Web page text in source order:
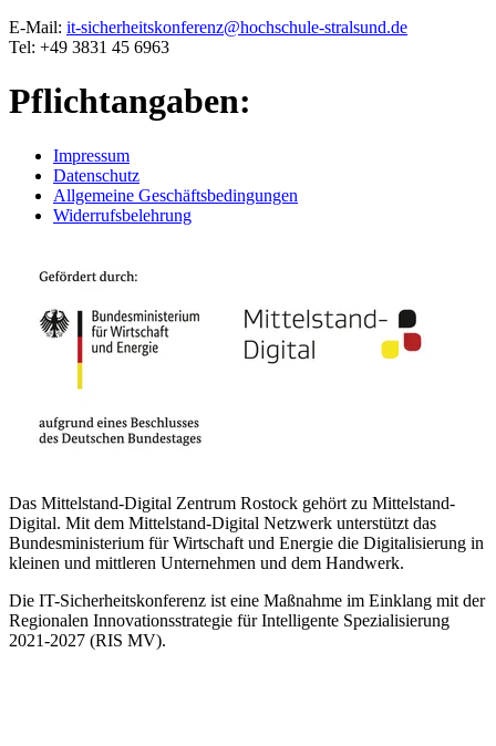
E-Mail: it-sicherheitskonferenz@hochschule-stralsund.de
Tel: +49 3831 45 6963
Pflichtangaben:
Impressum
Datenschutz
Allgemeine Geschäftsbedingungen
Widerrufsbelehrung
Das Mittelstand-Digital Zentrum Rostock gehört zu Mittelstand-
Digital. Mit dem Mittelstand-Digital Netzwerk unterstützt das
Bundesministerium für Wirtschaft und Energie die Digitalisierung in
kleinen und mittleren Unternehmen und dem Handwerk.
Die IT-Sicherheitskonferenz ist eine Maßnahme im Einklang mit der
Regionalen Innovationsstrategie für Intelligente Spezialisierung
2021-2027 (RIS MV).